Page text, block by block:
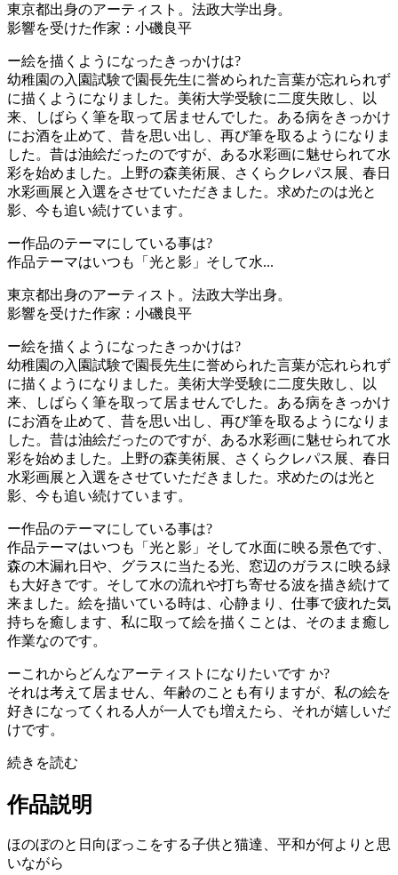
東京都出身のアーティスト。法政大学出身。
影響を受けた作家：小磯良平
ー絵を描くようになったきっかけは?
幼稚園の入園試験で園長先生に誉められた言葉が忘れられず
に描くようになりました。美術大学受験に二度失敗し、以
来、しばらく筆を取って居ませんでした。ある病をきっかけ
にお酒を止めて、昔を思い出し、再び筆を取るようになりま
した。昔は油絵だったのですが、ある水彩画に魅せられて水
彩を始めました。上野の森美術展、さくらクレパス展、春日
水彩画展と入選をさせていただきました。求めたのは光と
影、今も追い続けています。
ー作品のテーマにしている事は?
作品テーマはいつも「光と影」そして水...
東京都出身のアーティスト。法政大学出身。
影響を受けた作家：小磯良平
ー絵を描くようになったきっかけは?
幼稚園の入園試験で園長先生に誉められた言葉が忘れられず
に描くようになりました。美術大学受験に二度失敗し、以
来、しばらく筆を取って居ませんでした。ある病をきっかけ
にお酒を止めて、昔を思い出し、再び筆を取るようになりま
した。昔は油絵だったのですが、ある水彩画に魅せられて水
彩を始めました。上野の森美術展、さくらクレパス展、春日
水彩画展と入選をさせていただきました。求めたのは光と
影、今も追い続けています。
ー作品のテーマにしている事は?
作品テーマはいつも「光と影」そして水面に映る景色です、
森の木漏れ日や、グラスに当たる光、窓辺のガラスに映る緑
も大好きです。そして水の流れや打ち寄せる波を描き続けて
来ました。絵を描いている時は、心静まり、仕事で疲れた気
持ちを癒します、私に取って絵を描くことは、そのまま癒し
作業なのです。
ーこれからどんなアーティストになりたいです か?
それは考えて居ません、年齢のことも有りますが、私の絵を
好きになってくれる人が一人でも増えたら、それが嬉しいだ
けです。
続きを読む
作品説明
ほのぼのと日向ぼっこをする子供と猫達、平和が何よりと思
いながら